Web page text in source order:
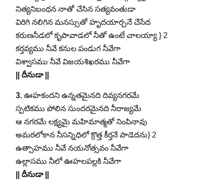
నిత్యనిబంధన నాతో చేసిన సత్యవంతుడా
విరిగి నలిగిన మనస్సుతో హృదయార్చనే చేసేద
కరుణనీడలో కృపావాడలో నీతో ఉంటే చాలయ్యా } 2
కర్తవ్యము నీవే కనుల పండుగ నీవేగా
విశ్వాసము నీవే విజయశిఖరము నీవేగా
|| దీనుడా ||
3.ఊహకందని ఉన్నతమైనది దివ్యనగరమే
స్పటికము పోలిన సుందరమైనది నీరాజ్యమే
ఆ నగరమే లక్ష్యమై మహిమాత్మతో నింపినావు
అమరలోకాన నీసన్నిధిలో క్రొత్త కీర్తనే పాడెదను} 2
ఉత్సాహము నీవే నయనోత్సవం నీవేగా
ఉల్లాసము నీలో ఊహలపల్లకి నీవేగా
|| దీనుడా ||